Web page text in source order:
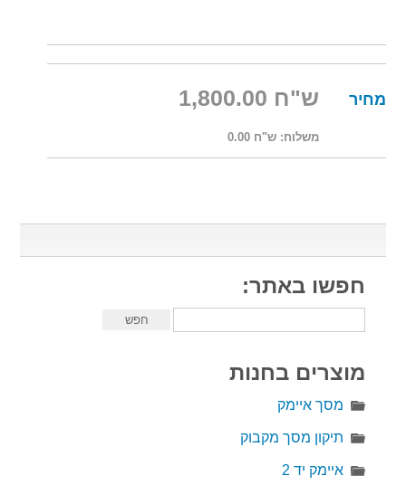
מחיר ש"ח 1,800.00
משלוח: ש"ח 0.00
חפשו באתר:
מוצרים בחנות
מסך איימק
תיקון מסך מקבוק
איימק יד 2